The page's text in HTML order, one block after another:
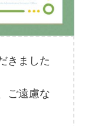
きました
ご遠慮な